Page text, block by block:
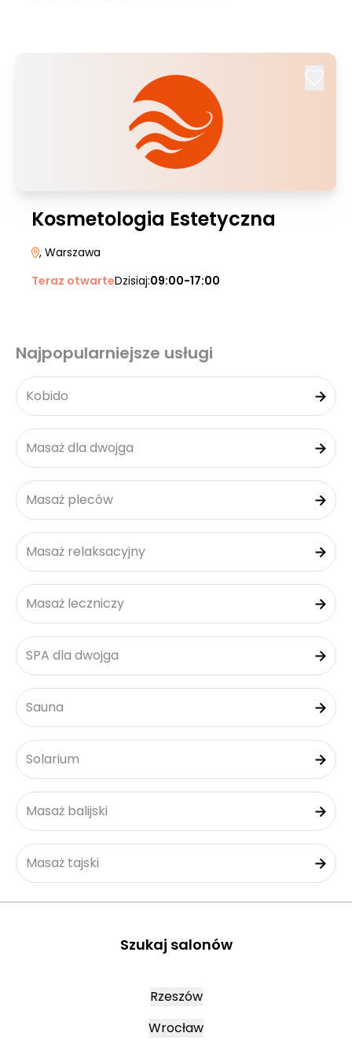
Kosmetologia Estetyczna
, Warszawa
Teraz otwarteDzisiaj:09:00-17:00
Najpopularniejsze usługi
Kobido
Masaż dla dwojga
Masaż pleców
Masaż relaksacyjny
Masaż leczniczy
SPA dla dwojga
Sauna
Solarium
Masaż balijski
Masaż tajski
Szukaj salonów
Rzeszów
Wrocław